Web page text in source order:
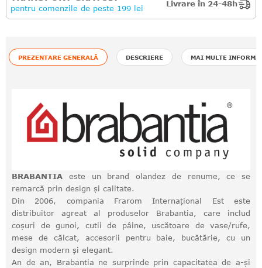
pentru comenzile de peste 199 lei
Livrare în 24-48h
PREZENTARE GENERALĂ DESCRIERE MAI MULTE
BRABANTIA este un brand olandez de renume, ce se
remarcă prin design și calitate.
Din 2006, compania Frarom Internațional Est este
distribuitor agreat al produselor Brabantia, care includ
coșuri de gunoi, cutii de pâine, uscătoare de vase/rufe,
mese de călcat, accesorii pentru baie, bucătărie, cu un
design modern și elegant.
An de an, Brabantia ne surprinde prin capacitatea de a-și